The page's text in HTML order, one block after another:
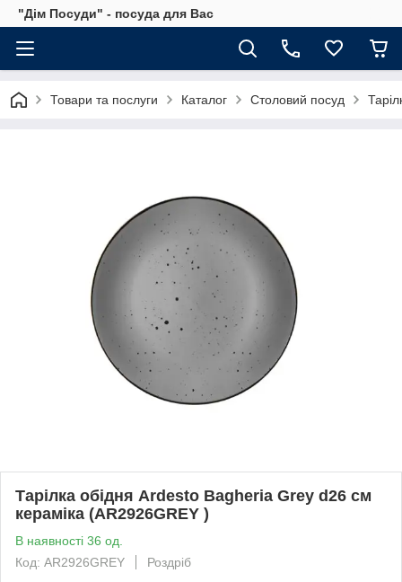
"Дім Посуди" - посуда для Вас
Товари та послуги Каталог Столовий посуд
Тарілка обідня Ardesto Bagheria Grey d26 см
кераміка (AR2926GREY )
В наявності 36 од.
Код: AR2926GREY
Роздріб